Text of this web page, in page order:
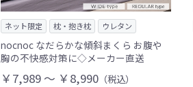
ネット限定 枕・抱き枕 ウレタン
nocnoc なだらかな傾斜まくら お腹や
胸の不快感対策に◇メーカー直送
￥7,989 ～ ￥8,990 （税込）